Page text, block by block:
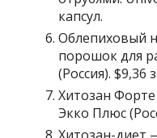
капсул.
Облепиховый
порошок для
(Россия). $9,36
Хитозан
Экко Плюс
Хитозан-диет